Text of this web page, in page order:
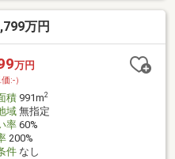
阜の不動産エキスパート！
のことならお任せ下さい。
万円
万円
:-）
積991m2
域無指定
率60%
200%
件なし